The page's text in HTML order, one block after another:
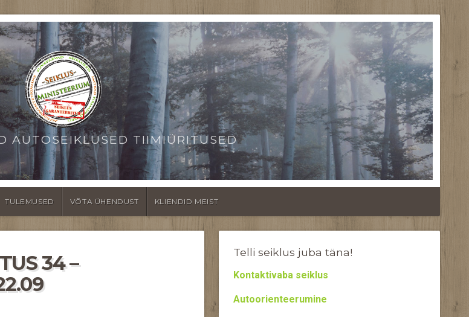
AUTOSEIKLUSED TIIMIÜRITUSED
TULEMUSED VÕTA ÜHENDUST KLIENDID MEIST
34 –
Telli seiklus juba täna!
Kontaktivaba seiklus
Autoorienteerumine